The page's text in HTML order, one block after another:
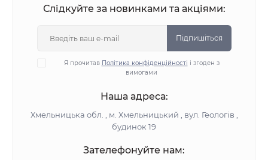
Слідкуйте за новинками та акціями:
Підпишіться
Я прочитав Політика конфіденційності і згоден з
вимогами
Наша адреса:
Хмельницька обл. , м. Хмельницький , вул. Геологів ,
будинок 19
Зателефонуйте нам: